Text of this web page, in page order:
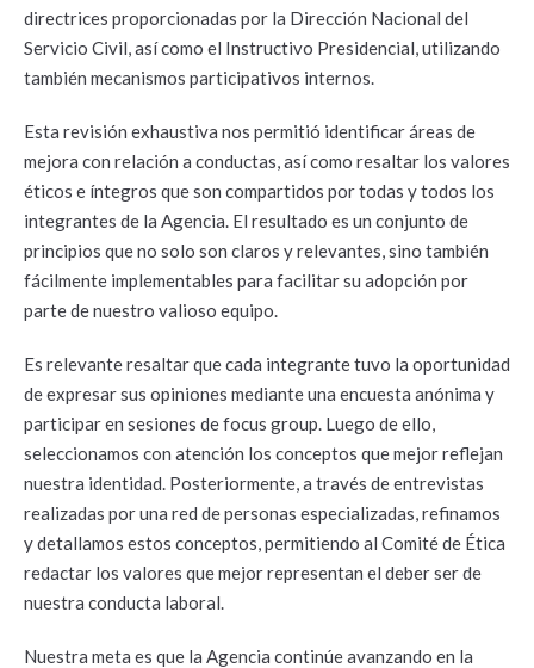
directrices proporcionadas por la Dirección Nacional del
Servicio Civil, así como el Instructivo Presidencial, utilizando
también mecanismos participativos internos.
Esta revisión exhaustiva nos permitió identificar áreas de
mejora con relación a conductas, así como resaltar los valores
éticos e íntegros que son compartidos por todas y todos los
integrantes de la Agencia. El resultado es un conjunto de
principios que no solo son claros y relevantes, sino también
fácilmente implementables para facilitar su adopción por
parte de nuestro valioso equipo.
Es relevante resaltar que cada integrante tuvo la oportunidad
de expresar sus opiniones mediante una encuesta anónima y
participar en sesiones de focus group. Luego de ello,
seleccionamos con atención los conceptos que mejor reflejan
nuestra identidad. Posteriormente, a través de entrevistas
realizadas por una red de personas especializadas, refinamos
y detallamos estos conceptos, permitiendo al Comité de Ética
redactar los valores que mejor representan el deber ser de
nuestra conducta laboral.
Nuestra meta es que la Agencia continúe avanzando en la